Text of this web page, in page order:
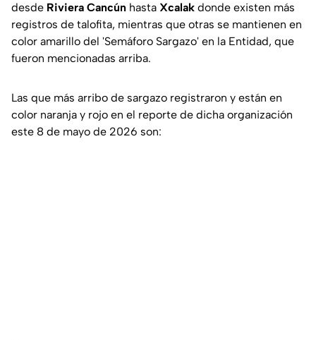
desde Riviera Cancún hasta Xcalak donde existen más
registros de talofita, mientras que otras se mantienen en
color amarillo del 'Semáforo Sargazo' en la Entidad, que
fueron mencionadas arriba.
Las que más arribo de sargazo registraron y están en
color naranja y rojo en el reporte de dicha organización
este 8 de mayo de 2026 son: